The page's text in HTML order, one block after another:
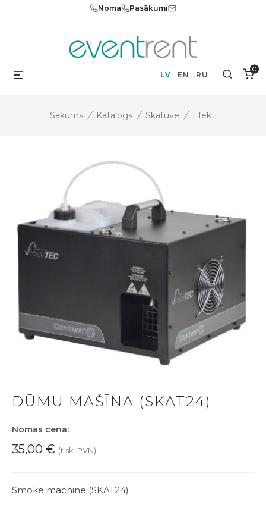
Noma Pasākumi
LV EN RU Search
0
Sākums / Katalogs / Skatuve / Efekti
DŪMU MAŠĪNA (SKAT24)
Nomas cena:
35,00 € (t.sk. PVN)
Smoke machine (SKAT24)